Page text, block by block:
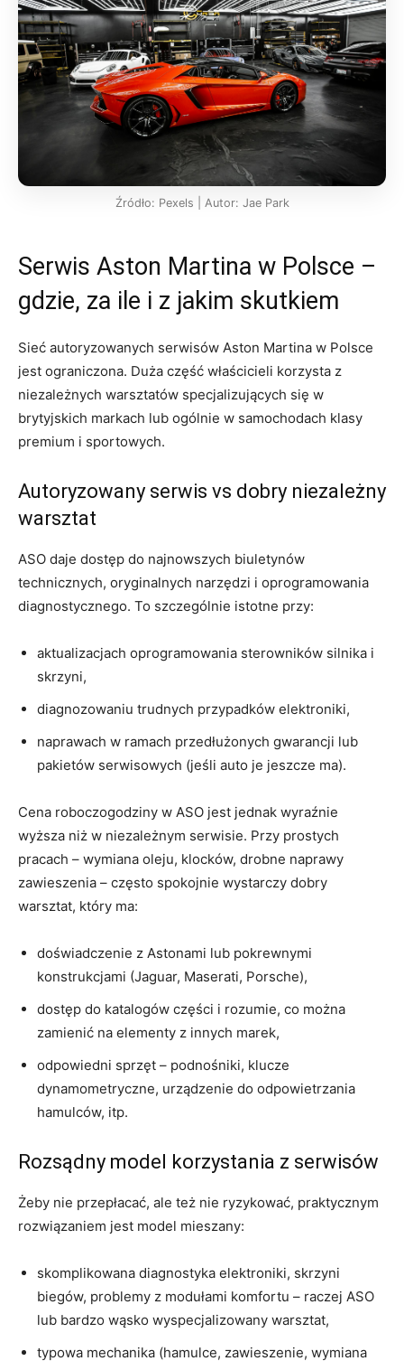
Źródło: Pexels | Autor: Jae Park
Serwis Aston Martina w Polsce –
gdzie, za ile i z jakim skutkiem
Sieć autoryzowanych serwisów Aston Martina w Polsce
jest ograniczona. Duża część właścicieli korzysta z
niezależnych warsztatów specjalizujących się w
brytyjskich markach lub ogólnie w samochodach klasy
premium i sportowych.
Autoryzowany serwis vs dobry niezależny
warsztat
ASO daje dostęp do najnowszych biuletynów
technicznych, oryginalnych narzędzi i oprogramowania
diagnostycznego. To szczególnie istotne przy:
aktualizacjach oprogramowania sterowników silnika i
skrzyni,
diagnozowaniu trudnych przypadków elektroniki,
naprawach w ramach przedłużonych gwarancji lub
pakietów serwisowych (jeśli auto je jeszcze ma).
Cena roboczogodziny w ASO jest jednak wyraźnie
wyższa niż w niezależnym serwisie. Przy prostych
pracach – wymiana oleju, klocków, drobne naprawy
zawieszenia – często spokojnie wystarczy dobry
warsztat, który ma:
doświadczenie z Astonami lub pokrewnymi
konstrukcjami (Jaguar, Maserati, Porsche),
dostęp do katalogów części i rozumie, co można
zamienić na elementy z innych marek,
odpowiedni sprzęt – podnośniki, klucze
dynamometryczne, urządzenie do odpowietrzania
hamulców, itp.
Rozsądny model korzystania z serwisów
Żeby nie przepłacać, ale też nie ryzykować, praktycznym
rozwiązaniem jest model mieszany:
skomplikowana diagnostyka elektroniki, skrzyni
biegów, problemy z modułami komfortu – raczej ASO
lub bardzo wąsko wyspecjalizowany warsztat,
typowa mechanika (hamulce, zawieszenie, wymiana